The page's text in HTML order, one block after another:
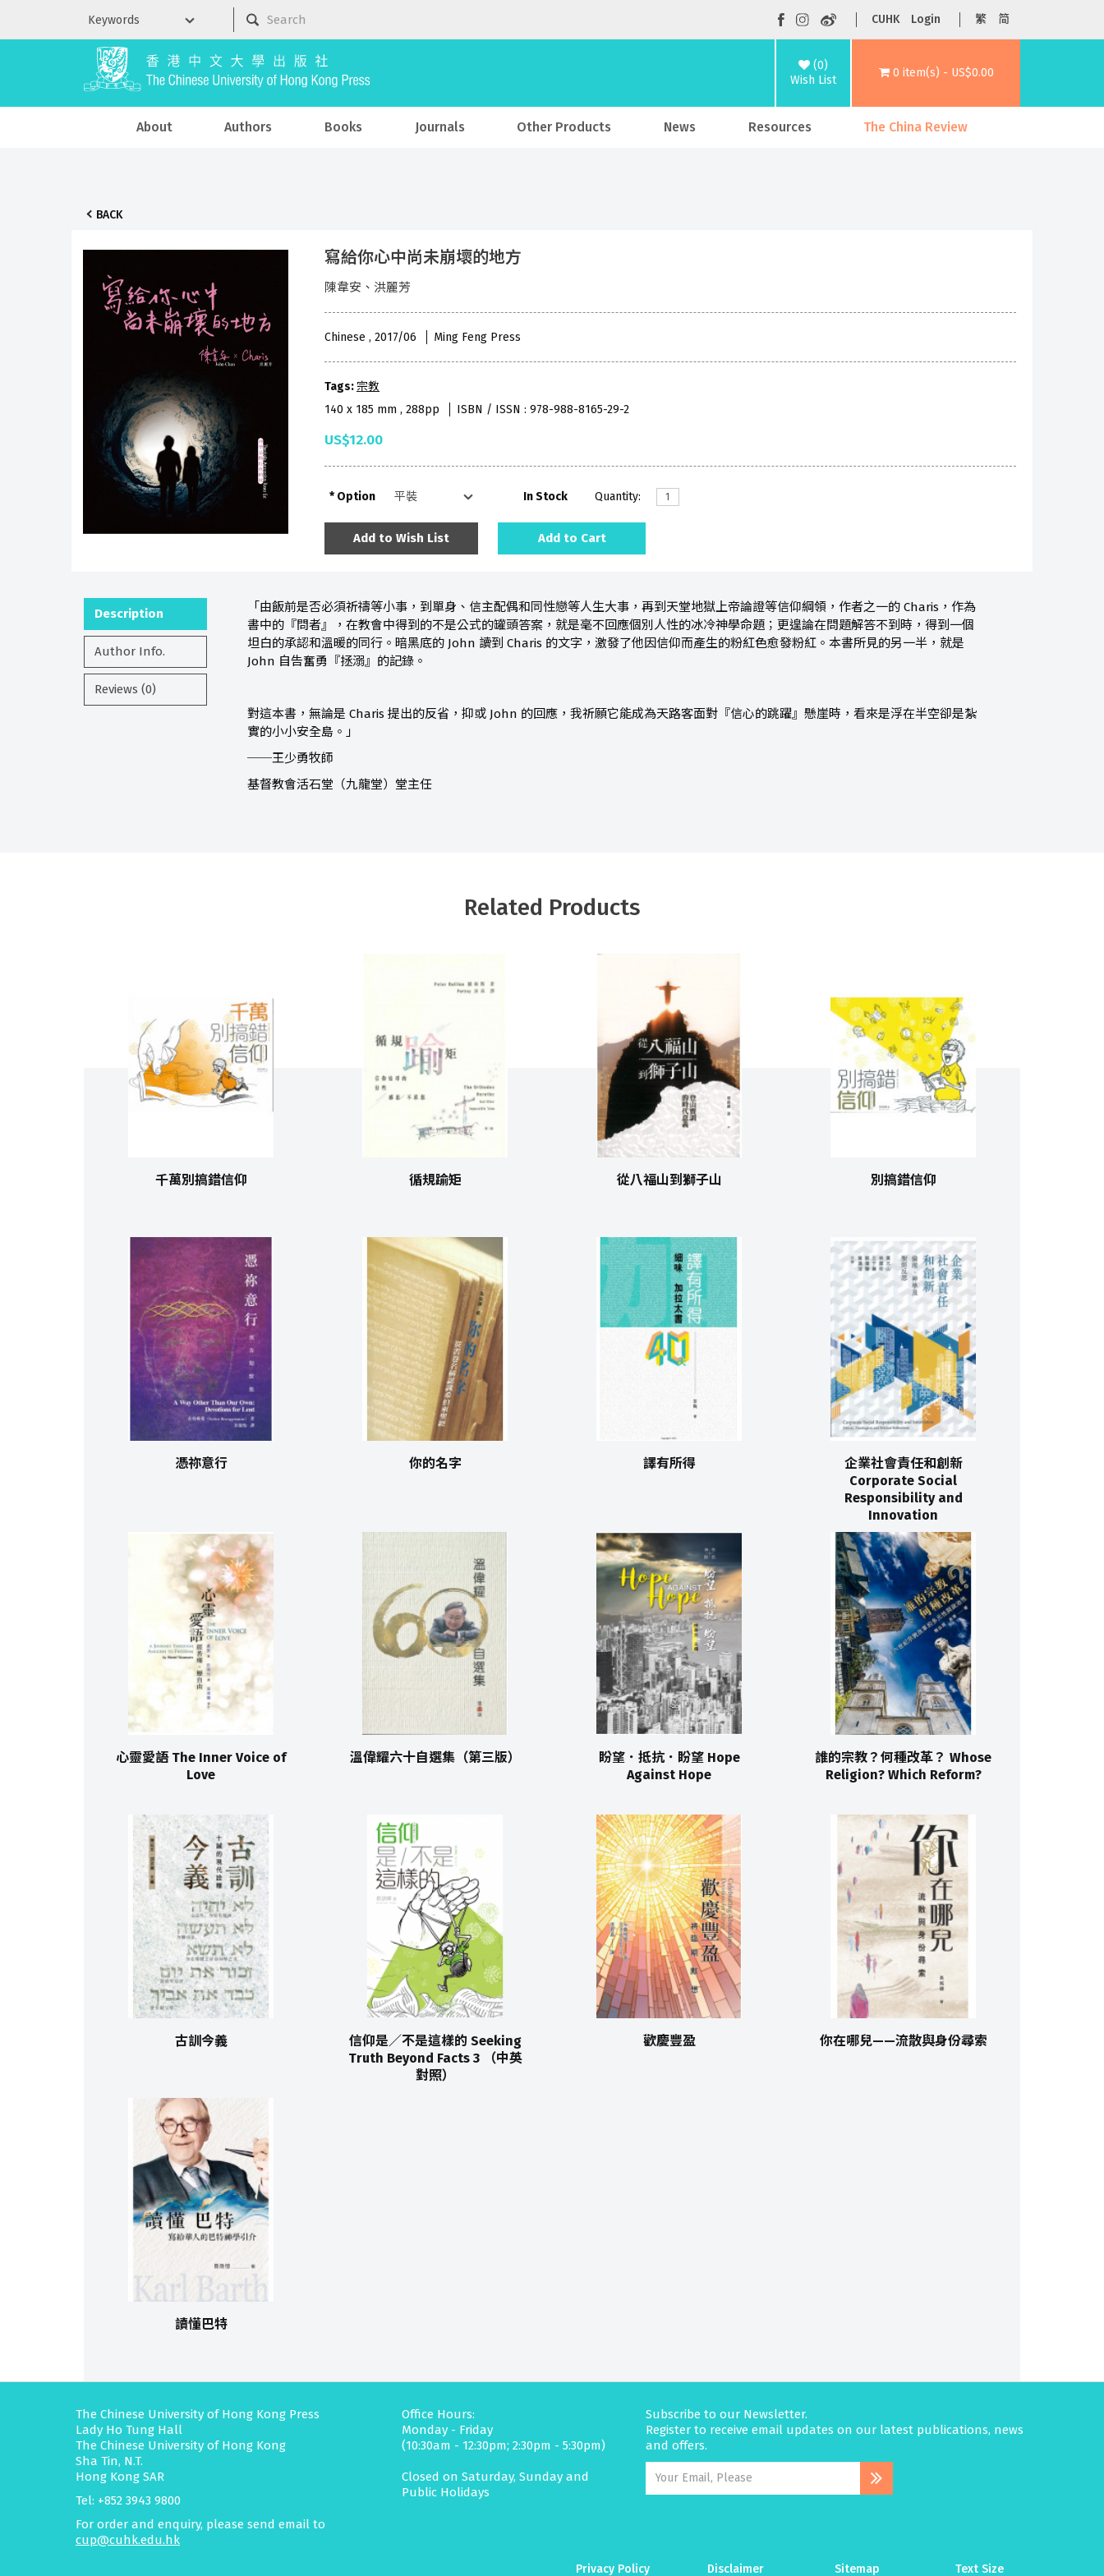
CUHK Login 繁 简
(0)
Wish List
0 item(s) - US$0.00
About Authors Books Journals Other Products News Resources The China Review
BACK
寫給你心中尚未崩壞的地方
陳韋安、洪麗芳
Chinese , 2017/06 Ming Feng Press
Tags:宗教
140 x 185 mm , 288pp
ISBN / ISSN : 978-988-8165-29-2
US$12.00
Option In Stock Quantity:
Add to Wish List Add to Cart
Description
Author Info.
Reviews (0)
「由飯前是否必須祈禱等小事，到單身、信主配偶和同性戀等人生大事，再到天堂地獄上帝論證等信仰綱領，作者之一的 Charis，作為
書中的『問者』，在教會中得到的不是公式的罐頭答案，就是毫不回應個別人性的冰冷神學命題；更遑論在問題解答不到時，得到一個
坦白的承認和溫暖的同行。暗黑底的 John 讀到 Charis 的文字，激發了他因信仰而產生的粉紅色愈發粉紅。本書所見的另一半，就是
John 自告奮勇『拯溺』的記錄。
對這本書，無論是 Charis 提出的反省，抑或 John 的回應，我祈願它能成為天路客面對『信心的跳躍』懸崖時，看來是浮在半空卻是紮
實的小小安全島。」
──王少勇牧師
基督教會活石堂（九龍堂）堂主任
Related Products
千萬別搞錯信仰 循規踰矩 從八福山到獅子山 別搞錯信仰
憑祢意行 你的名字 譯有所得
企業社會責任和創新
Corporate Social
Responsibility and
Innovation
心靈愛語 The Inner Voice of
Love
溫偉耀六十自選集（第三版）
盼望．抵抗．盼望 Hope
Against Hope
誰的宗教？何種改革？ Whose
Religion? Which Reform?
古訓今義
信仰是／不是這樣的 Seeking
Truth Beyond Facts 3 （中英
對照）
歡慶豐盈 你在哪兒——流散與身份尋索
讀懂巴特
The Chinese University of Hong Kong Press
Lady Ho Tung Hall
The Chinese University of Hong Kong
Sha Tin, N.T.
Hong Kong SAR
Tel: +852 3943 9800
For order and enquiry, please send email to
cup@cuhk.edu.hk
Office Hours:
Monday - Friday
(10:30am - 12:30pm; 2:30pm - 5:30pm)
Closed on Saturday, Sunday and
Public Holidays
Subscribe to our Newsletter.
Register to receive email updates on our latest publications, news
and offers.
Privacy Policy Disclaimer Sitemap Text Size